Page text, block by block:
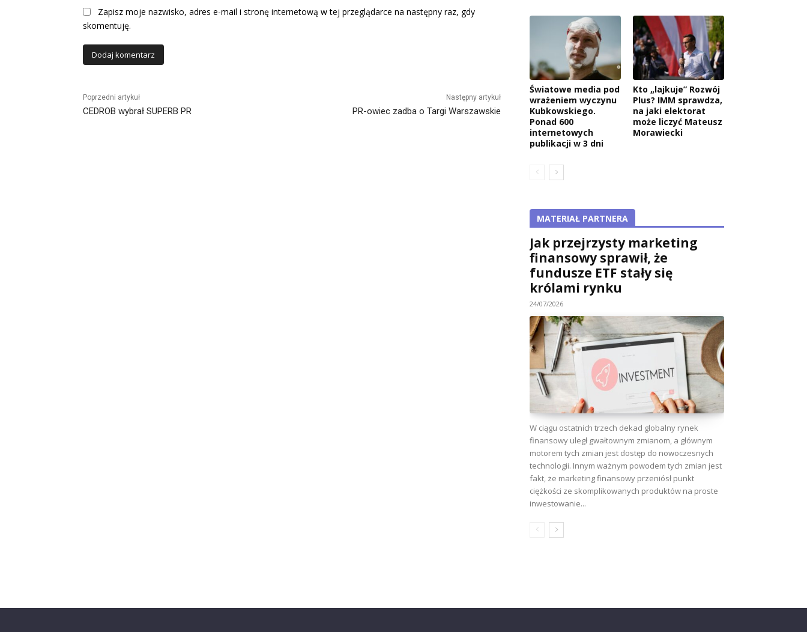
Zapisz moje nazwisko, adres e-mail i stronę internetową w tej przeglądarce na następny raz, gdy
skomentuję.
Poprzedni artykuł
CEDROB wybrał SUPERB PR
Następny artykuł
PR-owiec zadba o Targi Warszawskie
Światowe media pod
wrażeniem wyczynu
Kubkowskiego.
Ponad 600
internetowych
publikacji w 3 dni
Kto „lajkuje” Rozwój
Plus? IMM sprawdza,
na jaki elektorat
może liczyć Mateusz
Morawiecki
MATERIAŁ PARTNERA
Jak przejrzysty marketing
finansowy sprawił, że
fundusze ETF stały się
królami rynku
24/07/2026
W ciągu ostatnich trzech dekad globalny rynek
finansowy uległ gwałtownym zmianom, a głównym
motorem tych zmian jest dostęp do nowoczesnych
technologii. Innym ważnym powodem tych zmian jest
fakt, że marketing finansowy przeniósł punkt
ciężkości ze skomplikowanych produktów na proste
inwestowanie...